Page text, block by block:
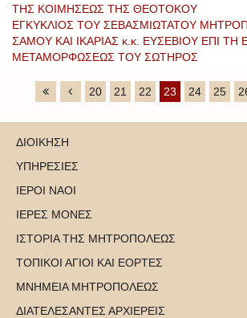
ΤΗΣ ΚΟΙΜΗΣΕΩΣ ΤΗΣ ΘΕΟΤΟΚΟΥ
ΕΓΚΥΚΛΙΟΣ ΤΟΥ ΣΕΒΑΣΜΙΩΤΑΤΟΥ
ΣΑΜΟΥ ΚΑΙ ΙΚΑΡΙΑΣ κ.κ. ΕΥΣΕΒΙΟΥ ΕΠΙ ΤΗ
ΜΕΤΑΜΟΡΦΩΣΕΩΣ ΤΟΥ ΣΩΤΗΡΟΣ
20 21 22 23 24 25
ΔΙΟΙΚΗΣΗ
ΥΠΗΡΕΣΙΕΣ
ΙΕΡΟΙ ΝΑΟΙ
ΙΕΡΕΣ ΜΟΝΕΣ
ΙΣΤΟΡΙΑ ΤΗΣ ΜΗΤΡΟΠΟΛΕΩΣ
ΤΟΠΙΚΟΙ ΑΓΙΟΙ ΚΑΙ ΕΟΡΤΕΣ
ΜΝΗΜΕΙΑ ΜΗΤΡΟΠΟΛΕΩΣ
ΔΙΑΤΕΛΕΣΑΝΤΕΣ ΑΡΧΙΕΡΕΙΣ